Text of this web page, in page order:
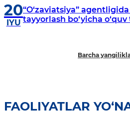
20
IYU
“O‘zaviatsiya”
tayyorlash bo‘yicha
Barcha
FAOLIYATLAR